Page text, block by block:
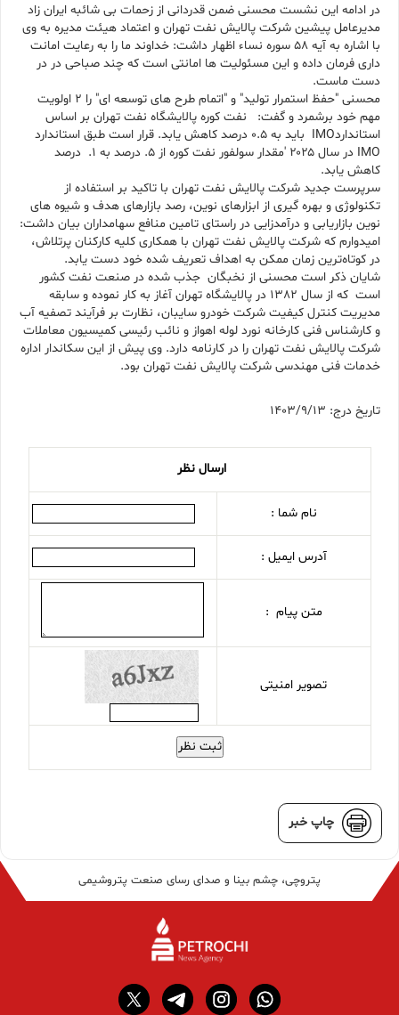
در ادامه این نشست محسنی ضمن قدردانی از زحمات بی شائبه ایران زاد
مدیرعامل پیشین شرکت پالایش نفت تهران و اعتماد هیئت مدیره به وی
با اشاره به آیه 58 سوره نساء اظهار داشت: خداوند ما را به رعایت امانت
داری فرمان داده و این مسئولیت ها امانتی است که چند صباحی در در
دست ماست.
محسنی "حفظ استمرار تولید" و "اتمام طرح های توسعه ای" را 2 اولویت
مهم خود برشمرد و گفت: نفت کوره پالایشگاه نفت تهران بر اساس
استانداردIMO باید به 0.5 درصد کاهش یابد. قرار است طبق استاندارد
IMO در سال ۲۰۲۵ 'مقدار سولفور نفت کوره از 5. درصد به 1. درصد
کاهش یابد.
سرپرست جدید شرکت پالایش نفت تهران با تاکید بر استفاده از
تکنولوژی و بهره گیری از ابزارهای نوین، رصد بازارهای هدف و شیوه های
نوین بازاریابی و درآمدزایی در راستای تامین منافع سهامداران بیان داشت:
امیدوارم که شرکت پالایش نفت تهران با همکاری کلیه کارکنان پرتلاش،
در کوتاه‌ترین زمان ممکن به اهداف تعریف شده خود دست یابد.
شایان ذکر است محسنی از نخبگان جذب شده در صنعت نفت کشور
است که از سال 1382 در پالایشگاه تهران آغاز به کار نموده و سابقه
مدیریت کنترل کیفیت شرکت خودرو سایبان، نظارت بر فرآیند تصفیه آب
و کارشناس فنی کارخانه نورد لوله اهواز و نائب رئیسی کمیسیون معاملات
شرکت پالایش نفت تهران را در کارنامه دارد. وی پیش از این سکاندار اداره
خدمات فنی مهندسی شرکت پالایش نفت تهران بود.
تاریخ درج: 1403/9/13
ارسال نظر
نام شما :
آدرس ایمیل :
متن پیام :
تصویر امنیتی
ثبت نظر
چاپ خبر
پتروچی، چشم بینا و صدای رسای صنعت پتروشیمی